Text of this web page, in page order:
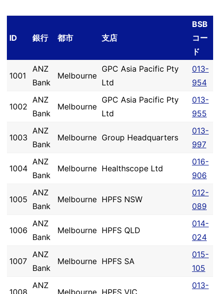
ID 銀行 都市 支店
BSB
コー
ド
1001
ANZ
Bank
Melbourne
GPC Asia Pacific Pty
Ltd
013-
954
1002
ANZ
Bank
Melbourne
GPC Asia Pacific Pty
Ltd
013-
955
1003
ANZ
Bank
Melbourne Group Headquarters
013-
997
1004
ANZ
Bank
Melbourne Healthscope Ltd
016-
906
1005
ANZ
Bank
Melbourne HPFS NSW
012-
089
1006
ANZ
Bank
Melbourne HPFS QLD
014-
024
1007
ANZ
Bank
Melbourne HPFS SA
015-
105
1008
ANZ
Melbourne HPFS VIC
013-